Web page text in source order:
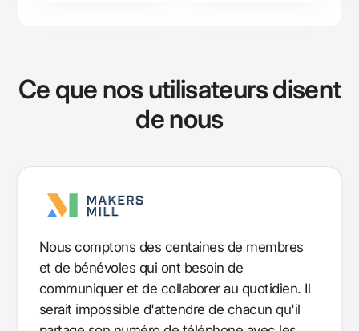
Ce que nos utilisateurs disent
de nous
Nous comptons des centaines de membres
et de bénévoles qui ont besoin de
communiquer et de collaborer au quotidien. Il
serait impossible d'attendre de chacun qu'il